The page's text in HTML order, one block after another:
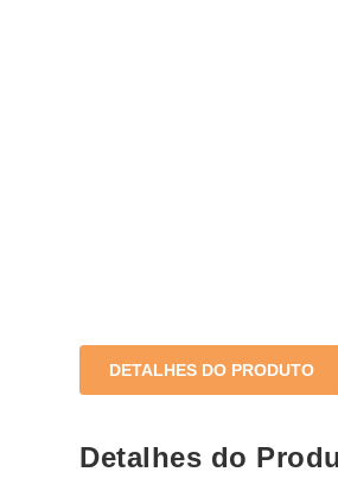
DETALHES DO PRODUTO
Detalhes do